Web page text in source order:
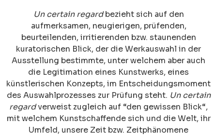
Un certain regardbezieht sich auf den
aufmerksamen, neugierigen, prüfenden,
beurteilenden, irritierenden bzw. staunenden
kuratorischen Blick, der die Werkauswahl in der
Ausstellung bestimmte, unter welchem aber auch
die Legitimation eines Kunstwerks, eines
künstlerischen Konzepts, im Entscheidungsmoment
des Auswahlprozesses zur Prüfung steht. Un certain
regardverweist zugleich auf “den gewissen Blick“,
mit welchem Kunstschaffende sich und die Welt, ihr
Umfeld, unsere Zeit bzw. Zeitphänomene